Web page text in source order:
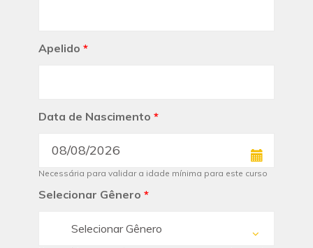
Apelido *
Data de Nascimento *
Necessária para validar a idade mínima para este curso
Selecionar Gênero *
Selecionar Gênero